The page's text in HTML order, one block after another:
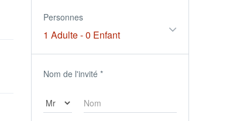
Personnes
1 Adulte-0 Enfant
Nom de l'invité *